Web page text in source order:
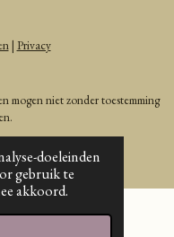
doeleinden
gebruik te
akkoord.
| Privacy
mogen niet zonder toestemming